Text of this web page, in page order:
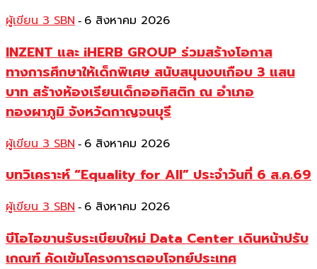
ผู้เขียน 3 SBN - 6 สิงหาคม 2026
INZENT และ iHERB GROUP ร่วมสร้างโอกาส
ทางการศึกษาให้เด็กพิเศษ สนับสนุนงบเกือบ 3 แสน
บาท สร้างห้องเรียนเด็กออทิสติก ณ อำเภอ
ทองผาภูมิ จังหวัดกาญจนบุรี
ผู้เขียน 3 SBN - 6 สิงหาคม 2026
บทวิเคราะห์ “Equality for All” ประจำวันที่ 6 ส.ค.69
ผู้เขียน 3 SBN - 6 สิงหาคม 2026
บีโอไอขานรับระเบียบใหม่ Data Center เดินหน้าปรับ
เกณฑ์ คัดเข้มโครงการตอบโจทย์ประเทศ